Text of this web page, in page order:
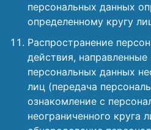
персональных данных
определенному кругу
Распространение
действия,
персональных данных
лиц (передача
ознакомление с
неограниченного круга